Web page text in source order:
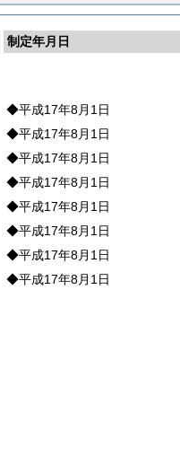
制定年月日
◆平成17年8月1日
◆平成17年8月1日
◆平成17年8月1日
◆平成17年8月1日
◆平成17年8月1日
◆平成17年8月1日
◆平成17年8月1日
◆平成17年8月1日